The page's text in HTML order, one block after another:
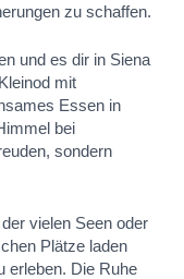
zu schaffen.
und es dir in Siena
mit
Essen in
bei
sondern
vielen Seen oder
Plätze laden
erleben. Die Ruhe